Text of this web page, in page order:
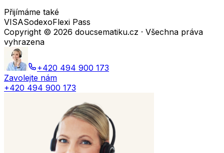
Přijímáme také
VISASodexoFlexi Pass
Copyright © 2026 doucsematiku.cz · Všechna práva
vyhrazena
+420 494 900 173
Zavolejte nám
+420 494 900 173